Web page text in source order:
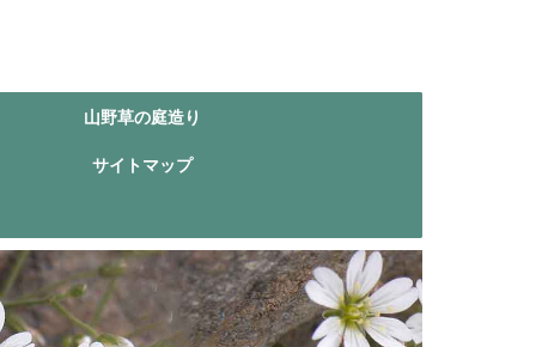
山野草の庭造り
サイトマップ